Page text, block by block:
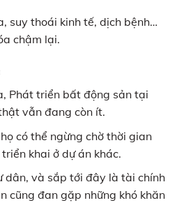
suy thoái kinh tế, dịch bệnh…
chậm lại.
Phát triển bất động sản tại
vẫn đang còn ít.
có thể ngừng chờ thời gian
khai ở dự án khác.
dân, và sắp tới đây là tài chính
cũng đan gặp những khó khăn